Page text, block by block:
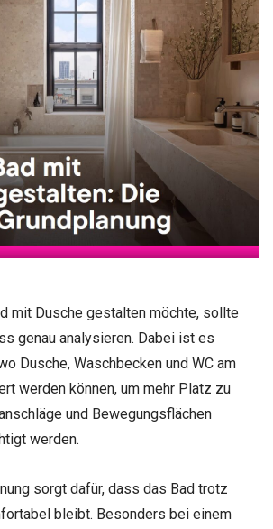
mit Dusche gestalten möchte, sollte
genau analysieren. Dabei ist es
Dusche, Waschbecken und WC am
werden können, um mehr Platz zu
und Bewegungsflächen
werden.
sorgt dafür, dass das Bad trotz
bleibt. Besonders bei einem